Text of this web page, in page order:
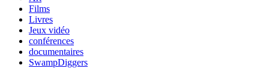
Films
Livres
Jeux vidéo
conférences
documentaires
SwampDiggers